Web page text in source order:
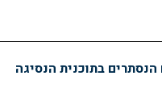
בתוכנית הנסיגה